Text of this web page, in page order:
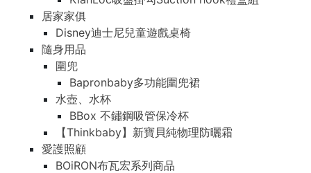
居家家俱
Disney迪士尼兒童遊戲桌椅
隨身用品
圍兜
Bapronbaby多功能圍兜裙
水壺、水杯
BBox 不鏽鋼吸管保冷杯
【Thinkbaby】新寶貝純物理防曬霜
愛護照顧
BOiRON布瓦宏系列商品